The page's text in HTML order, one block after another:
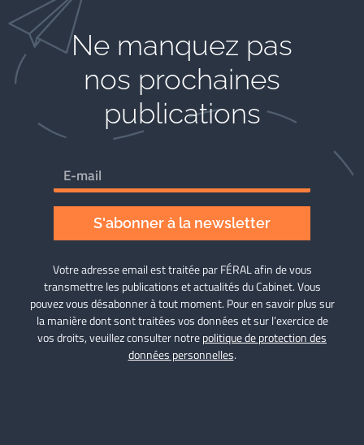
Ne manquez pas
nos prochaines
publications
S'abonner à la newsletter
Votre adresse email est traitée par FÉRAL afin de vous
transmettre les publications et actualités du Cabinet. Vous
pouvez vous désabonner à tout moment. Pour en savoir plus sur
la manière dont sont traitées vos données et sur l’exercice de
vos droits, veuillez consulter notrepolitique de protection des
données personnelles.